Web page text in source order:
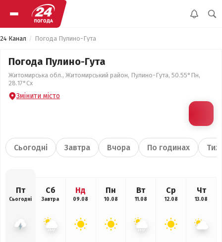
24 Канал Погода Пулино-Гута
Погода Пулино-Гута
Житомирська обл., Житомирський район, Пулино-Гута, 50.55°Пн,
28.17°Сх
Змінити місто
Сьогодні Завтра Вчора По годинах
Пт
Сьогодні
Сб
Завтра
Нд
09.08
Пн
10.08
Вт
11.08
Ср
12.08
Чт
13.08